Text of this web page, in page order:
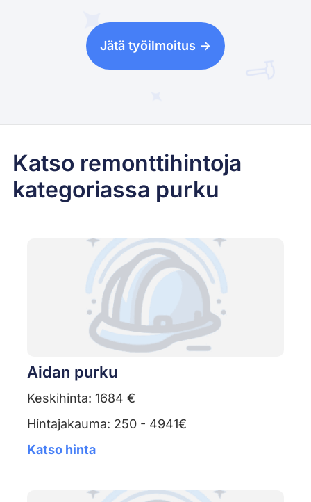
Jätä työilmoitus ->
Katso remonttihintoja
kategoriassa purku
Aidan purku
Keskihinta: 1684 €
Hintajakauma: 250 - 4941€
Katso hinta